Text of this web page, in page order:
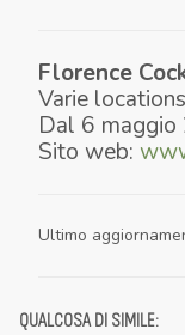
Florence
Varie locations
Dal 6
Sito web:
Ultimo
QUALCOSA DI SIMILE: